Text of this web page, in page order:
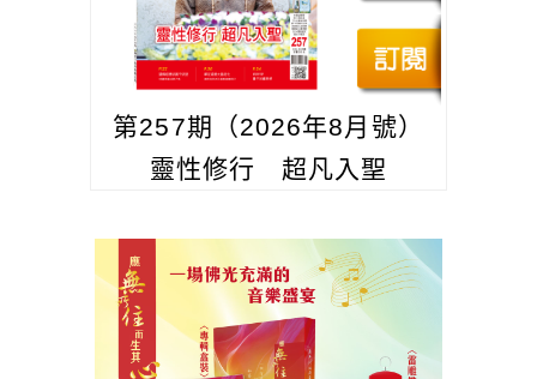
第257期（2026年8月號）
靈性修行 超凡入聖